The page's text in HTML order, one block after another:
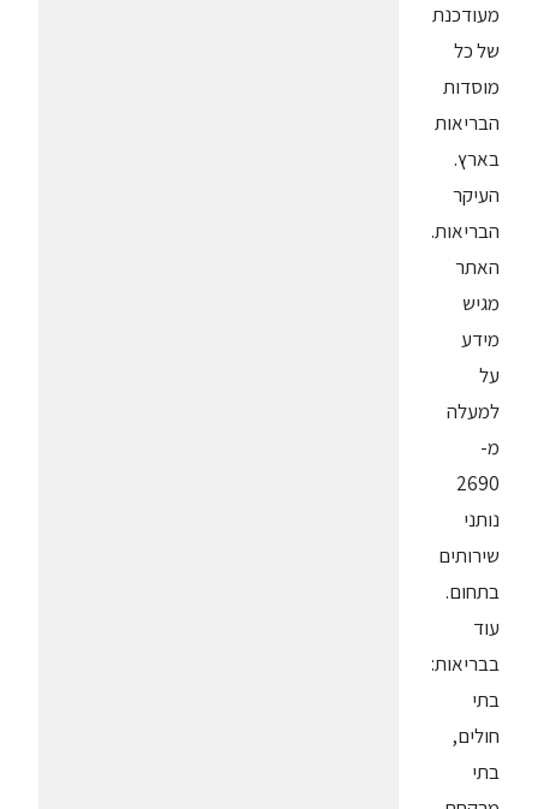
מעודכנת
של כל
מוסדות
הבריאות
בארץ.
העיקר
הבריאות.
האתר
מגיש
מידע
על
למעלה
מ-
2690
נותני
שירותים
בתחום.
עוד
בבריאות:
בתי
חולים,
בתי